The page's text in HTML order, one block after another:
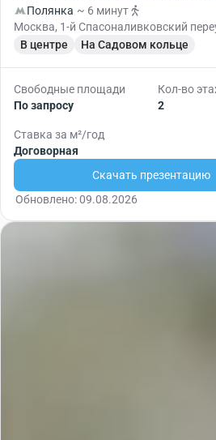
Полянка ~ 6 минут
Москва, 1-й Спасоналивковский
В центре
На Садовом кольце
Свободные площади
По запросу
Кол-во
2
Ставка за м²/год
Договорная
Скачать презентацию
Обновлено: 09.08.2026